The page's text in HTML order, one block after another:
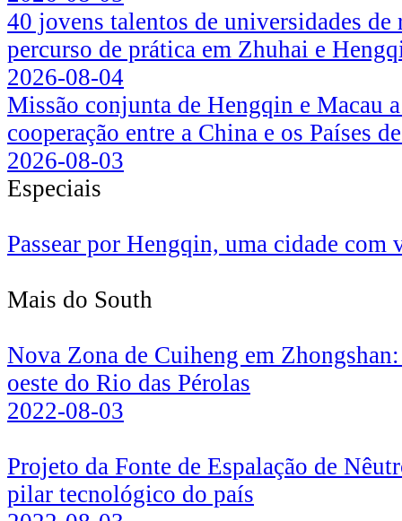
40 jovens talentos de universidades
percurso de prática em Zhuhai e
2026-08-04
Missão conjunta de Hengqin e Macau
cooperação entre a China e os Países
2026-08-03
Especiais
Passear por Hengqin, uma cidade com
Mais do South
Nova Zona de Cuiheng em
oeste do Rio das Pérolas
2022-08-03
Projeto da Fonte de Espalação de
pilar tecnológico do país